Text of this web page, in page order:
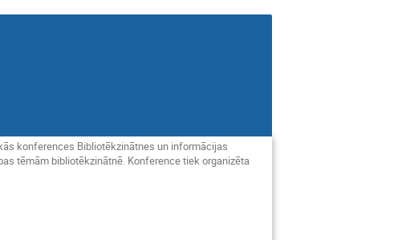
konferences Bibliotēkzinātnes un informācijas
tēmām bibliotēkzinātnē. Konference tiek organizēta